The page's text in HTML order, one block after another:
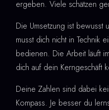
ergeben. Viele schätzen
Die Umsetzung ist bewusst
musst dich nicht in Technik
bedienen. Die Arbeit läuft
dich auf dein Kerngeschäft
Deine Zahlen sind dabei
Kompass. Je besser du